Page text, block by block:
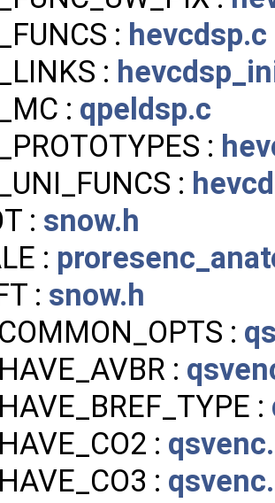
: hevcdsp.c
:
: qpeldsp.c
:
:
: snow.h
:
: snow.h
:
:
:
:
: